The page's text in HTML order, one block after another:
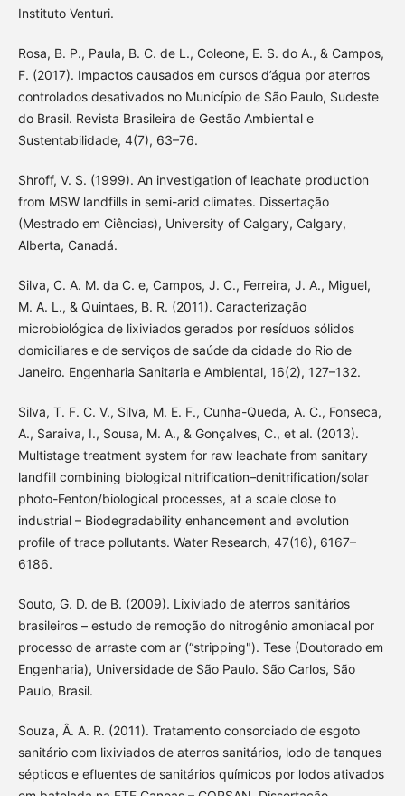
Instituto Venturi.
Rosa, B. P., Paula, B. C. de L., Coleone, E. S. do A., & Campos,
F. (2017). Impactos causados em cursos d’água por aterros
controlados desativados no Município de São Paulo, Sudeste
do Brasil. Revista Brasileira de Gestão Ambiental e
Sustentabilidade, 4(7), 63–76.
Shroff, V. S. (1999). An investigation of leachate production
from MSW landfills in semi-arid climates. Dissertação
(Mestrado em Ciências), University of Calgary, Calgary,
Alberta, Canadá.
Silva, C. A. M. da C. e, Campos, J. C., Ferreira, J. A., Miguel,
M. A. L., & Quintaes, B. R. (2011). Caracterização
microbiológica de lixiviados gerados por resíduos sólidos
domiciliares e de serviços de saúde da cidade do Rio de
Janeiro. Engenharia Sanitaria e Ambiental, 16(2), 127–132.
Silva, T. F. C. V., Silva, M. E. F., Cunha-Queda, A. C., Fonseca,
A., Saraiva, I., Sousa, M. A., & Gonçalves, C., et al. (2013).
Multistage treatment system for raw leachate from sanitary
landfill combining biological nitrification–denitrification/solar
photo-Fenton/biological processes, at a scale close to
industrial – Biodegradability enhancement and evolution
profile of trace pollutants. Water Research, 47(16), 6167–
6186.
Souto, G. D. de B. (2009). Lixiviado de aterros sanitários
brasileiros – estudo de remoção do nitrogênio amoniacal por
processo de arraste com ar (“stripping"). Tese (Doutorado em
Engenharia), Universidade de São Paulo. São Carlos, São
Paulo, Brasil.
Souza, Â. A. R. (2011). Tratamento consorciado de esgoto
sanitário com lixiviados de aterros sanitários, lodo de tanques
sépticos e efluentes de sanitários químicos por lodos ativados